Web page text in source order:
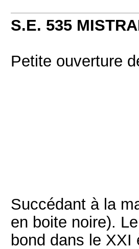
S.E. 535
Petite ouverture
Succédant à la
en boite noire).
bond dans le XXI